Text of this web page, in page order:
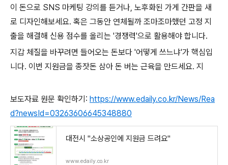
이 돈으로 SNS 마케팅 강의를 듣거나, 노후화된 가게 간판을 새
로 디자인해보세요. 혹은 그동안 연체될까 조마조마했던 고정 지
출을 해결해 신용 점수를 올리는 '경쟁력'으로 활용해야 합니다.
지갑 체질을 바꾸려면 들어오는 돈보다 '어떻게 쓰느냐'가 핵심입
니다. 이번 지원금을 종잣돈 삼아 돈 버는 근육을 만드세요. 지
보도자료 원문 확인하기: https://www.edaily.co.kr/News/Rea
d?newsId=03263606645348880
대전시 "소상공인에 지원금 드려요"
www.edaily.co.kr